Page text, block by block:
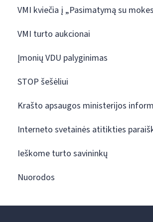
VMI kviečia į „Pasimatymą su
VMI turto aukcionai
Įmonių VDU palyginimas
STOP šešėliui
Krašto apsaugos ministerijos
Interneto svetainės atitikties
Ieškome turto savininkų
Nuorodos